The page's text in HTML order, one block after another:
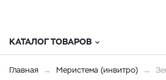
КАТАЛОГ ТОВАРОВ
Главная Меристема (инвитро)